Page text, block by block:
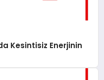
Kesintisiz Enerjinin